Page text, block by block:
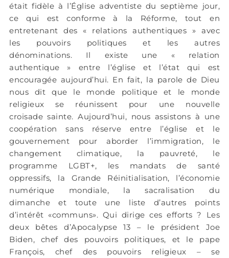
était fidèle à l’Église adventiste du septième jour,
ce qui est conforme à la Réforme, tout en
entretenant des « relations authentiques » avec
les pouvoirs politiques et les autres
dénominations. Il existe une « relation
authentique » entre l’église et l’état qui est
encouragée aujourd’hui. En fait, la parole de Dieu
nous dit que le monde politique et le monde
religieux se réunissent pour une nouvelle
croisade sainte. Aujourd’hui, nous assistons à une
coopération sans réserve entre l’église et le
gouvernement pour aborder l’immigration, le
changement climatique, la pauvreté, le
programme LGBT+, les mandats de santé
oppressifs, la Grande Réinitialisation, l’économie
numérique mondiale, la sacralisation du
dimanche et toute une liste d’autres points
d’intérêt «communs». Qui dirige ces efforts ? Les
deux bêtes d’Apocalypse 13 – le président Joe
Biden, chef des pouvoirs politiques, et le pape
François, chef des pouvoirs religieux – se